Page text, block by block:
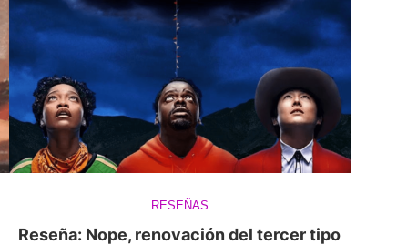
RESEÑAS
Reseña: Nope, renovación del tercer tipo